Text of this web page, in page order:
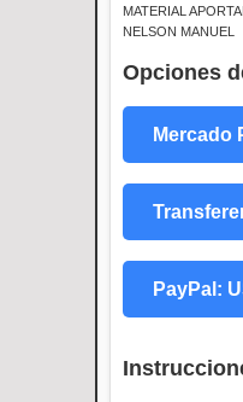
MATERIAL
NELSON MANUEL
Opciones
Mercado
PayPal: